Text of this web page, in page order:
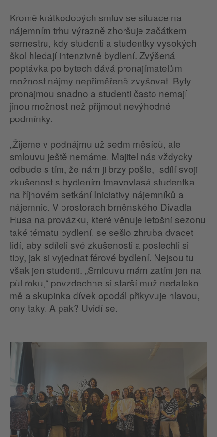
Kromě krátkodobých smluv se situace na
nájemním trhu výrazně zhoršuje začátkem
semestru, kdy studenti a studentky vysokých
škol hledají intenzivně bydlení. Zvýšená
poptávka po bytech dává pronajímatelům
možnost nájmy nepřiměřeně zvyšovat. Byty
pronajmou snadno a studenti často nemají
jinou možnost než přijmout nevýhodné
podmínky.
„Žijeme v podnájmu už sedm měsíců, ale
smlouvu ještě nemáme. Majitel nás vždycky
odbude s tím, že nám ji brzy pošle,“ sdílí svoji
zkušenost s bydlením tmavovlasá studentka
na říjnovém setkání Iniciativy nájemníků a
nájemnic. V prostorách brněnského Divadla
Husa na provázku, které věnuje letošní sezonu
také tématu bydlení, se sešlo zhruba dvacet
lidí, aby sdíleli své zkušenosti a poslechli si
tipy, jak si vyjednat férové bydlení. Nejsou tu
však jen studenti. „Smlouvu mám zatím jen na
půl roku,“ povzdechne si starší muž nedaleko
mě a skupinka dívek opodál přikyvuje hlavou,
ony taky. A pak? Uvidí se.